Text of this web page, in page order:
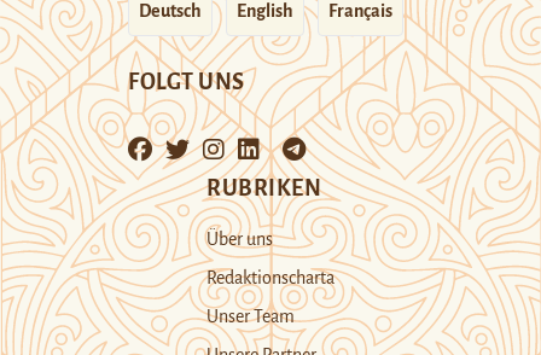
Deutsch English Français
FOLGT UNS
RUBRIKEN
Über uns
Redaktionscharta
Unser Team